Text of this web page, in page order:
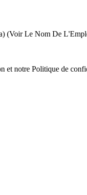
(Voir Le Nom De
et notre Politique de